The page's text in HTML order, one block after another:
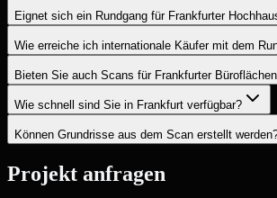
Eignet sich ein Rundgang für Frankfurter
Wie erreiche ich internationale Käufer mit dem
Bieten Sie auch Scans für Frankfurter
Wie schnell sind Sie in Frankfurt verfügbar?
Können Grundrisse aus dem Scan erstellt
Projekt anfragen